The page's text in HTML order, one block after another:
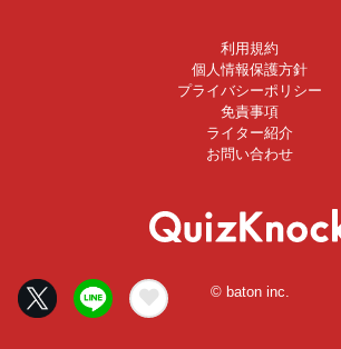
利用規約
個人情報保護方針
プライバシーポリシー
免責事項
ライター紹介
お問い合わせ
© baton inc.